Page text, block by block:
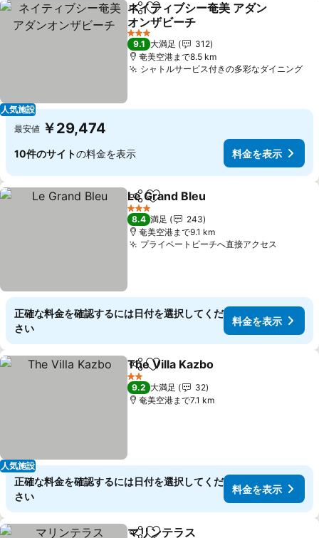
人気施設
シェアお気に入りに追加
ネイティブシー奄美 アダン
オンザビーチ
3 ホテルのランク
9.1 大満足
312
奄美空港まで8.5 km
シャトルサービス付きの多彩なダイニング
最安値 ￥29,474
10件のサイトの料金を表示 料金を表示
シェアお気に入りに追加
Le Grand Bleu
3 ホテルのランク
8.4 満足
243
奄美空港まで9.1 km
プライベートビーチへ直接アクセス
正確な料金を確認するには日付を選択してくだ
さい
料金を表示
人気施設
シェアお気に入りに追加
The Villa Kazbo
2 ホテルのランク
9.2 大満足
32
奄美空港まで7.1 km
正確な料金を確認するには日付を選択してくだ
さい
料金を表示
マリンテラス